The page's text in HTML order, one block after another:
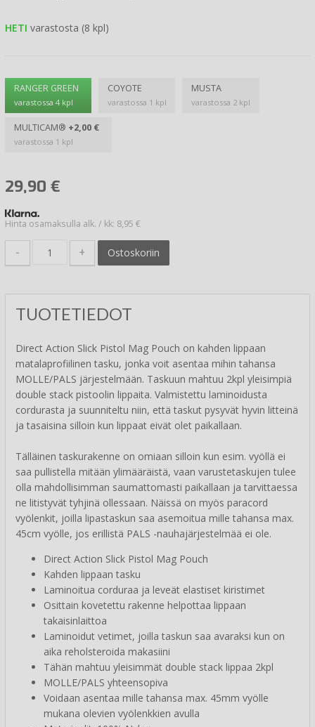
HETI varastosta (8 kpl)
RANGER GREEN
varastossa 4 kpl
COYOTE
varastossa 1 kpl
MUSTA
varastossa 2 kpl
MULTICAM® +2,00 €
varastossa 1 kpl
29,90 €
Hinta osamaksulla alk. / kk: 8,95 €
- + Ostoskoriin
TUOTETIEDOT
Direct Action Slick Pistol Mag Pouch on kahden lippaan
matalaprofiilinen tasku, jonka voit asentaa mihin tahansa
MOLLE/PALS järjestelmään. Taskuun mahtuu 2kpl yleisimpiä
double stack pistoolin lippaita. Valmistettu laminoidusta
cordurasta ja suunniteltu niin, että taskut pysyvät hyvin litteinä
ja tasaisina silloin kun lippaat eivät olet paikallaan.
Tälläinen taskurakenne on omiaan silloin kun esim. vyöllä ei
saa pullistella mitään ylimääräistä, vaan varustetaskujen tulee
olla mahdollisimman saumattomasti paikallaan ja tarvittaessa
ne litistyvät tyhjinä ollessaan. Näissä on myös paracord
vyölenkit, joilla lipastaskun saa asemoitua mille tahansa max.
45cm vyölle, jos erillistä PALS -nauhajärjestelmää ei ole.
Direct Action Slick Pistol Mag Pouch
Kahden lippaan tasku
Laminoitua corduraa ja leveät elastiset kiristimet
Osittain kovetettu rakenne helpottaa lippaan
takaisinlaittoa
Laminoidut vetimet, joilla taskun saa avaraksi kun on
aika reholsteroida makasiini
Tähän mahtuu yleisimmät double stack lippaa 2kpl
MOLLE/PALS yhteensopiva
Voidaan asentaa mille tahansa max. 45mm vyölle
mukana olevien vyölenkkien avulla